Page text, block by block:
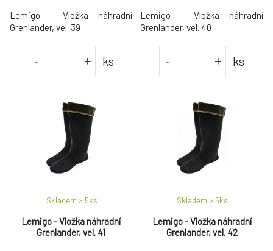
Lemigo - Vložka náhradní
Grenlander, vel. 39
- + ks
Lemigo - Vložka náhradní
Grenlander, vel. 40
- + ks
Lemigo - Vložka náhradní
Grenlander, vel. 41
Skladem > 5ks
Lemigo - Vložka náhradní
Grenlander, vel. 42
Skladem > 5ks